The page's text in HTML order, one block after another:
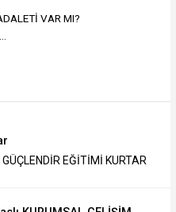
VAR MI?
EĞİTİMİ KURTAR